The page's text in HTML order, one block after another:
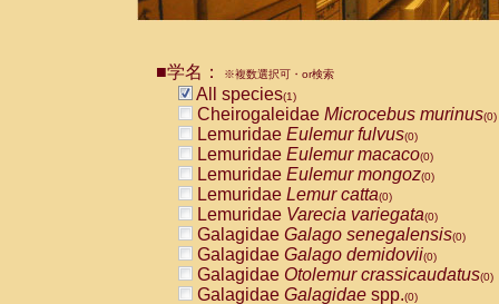
■学名： ※複数選択可・or検索
All species(1)
Cheirogaleidae Microcebus murinus(0)
Lemuridae Eulemur fulvus(0)
Lemuridae Eulemur macaco(0)
Lemuridae Eulemur mongoz(0)
Lemuridae Lemur catta(0)
Lemuridae Varecia variegata(0)
Galagidae Galago senegalensis(0)
Galagidae Galago demidovii(0)
Galagidae Otolemur crassicaudatus(0)
Galagidae Galagidae spp.(0)